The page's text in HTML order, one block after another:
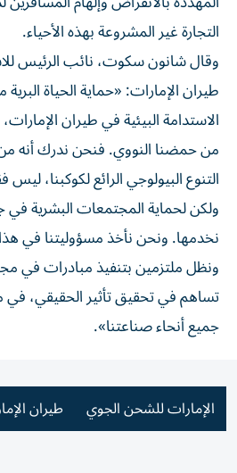
التجارة غير المشروعة بهذه الأحياء.
وقال شانون سكوت، نائب الرئيس
طيران الإمارات: «حماية الحياة
الاستدامة البيئية في طيران
من حمضنا النووي. فنحن ندرك أنه
التنوع البيولوجي الرائع لكوكبنا، ليس
ولكن لحماية المجتمعات البشرية
نخدمها. ونحن نأخذ مسؤوليتنا في
ونظل ملتزمين بتنفيذ مبادرات في
تساهم في تحقيق تأثير الحقيقي،
جميع أنحاء صناعتنا».
الإمارات للشحن الجوي طيران